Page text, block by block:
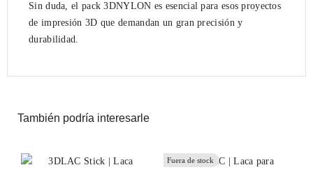
Sin duda, el pack 3DNYLON es esencial para esos proyectos
de impresión 3D que demandan un gran precisión y
durabilidad.
También podría interesarle
Fuera de stock